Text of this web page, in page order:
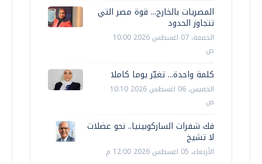
المصريات بالخارج... قوة مصر التي
تتجاوز الحدود
الجمعة، 07 اغسطس 2026 10:00
ص
كلمة واحدة... تغيّر يوما كاملا
الخميس، 06 اغسطس 2026 10:10
ص
فك شفرات الساركوبينيا.. نحو عضلات
لا تشيخ
الأربعاء، 05 اغسطس 2026 12:00 م